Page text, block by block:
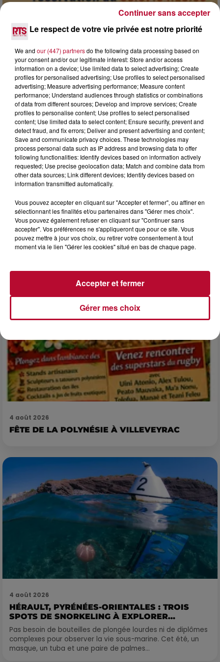
7 août 2026
DINER CONCERT À LA MJC DE MARSEILLAN
6 août 2026
NÎMES : « LE RÊVE DU GLADIATEUR » INVESTIT
LES ARÈNES CES 3...
Après un franc succès l'été dernier, le spectacle « Le Rêve
du gladiateur » revient illuminer l'amphithéâtre romain les 6,
4 août 2026
FÊTE DE LA POLYNÉSIE À VILLEVEYRAC
4 août 2026
HÉRAULT, PYRÉNÉES-ORIENTALES : TROIS
SPOTS DE SNORKELING À EXPLORER...
Pas besoin de bouteilles de plongée lourdes ni de diplômes
complexes pour observer la vie sous-marine. Cet été, un
masque, un tuba et une paire de palmes...
Le respect de votre vie privée est notre priorité
We and our (447) partnersdo the following data processing based on
your consent and/or our legitimate interest: Store and/or access
information on a device; Use limited data to select advertising; Create
profiles for personalised advertising; Use profiles to select personalised
advertising; Measure advertising performance; Measure content
performance; Understand audiences through statistics or combinations
of data from different sources; Develop and improve services; Create
profiles to personalise content; Use profiles to select personalised
content; Use limited data to select content; Ensure security, prevent and
detect fraud, and fix errors; Deliver and present advertising and content;
Save and communicate privacy choices. These technologies may
process personal data such as IP address and browsing data to offer
following functionalities: Identify devices based on information actively
requested; Use precise geolocation data; Match and combine data from
other data sources; Link different devices; Identify devices based on
information transmitted automatically.
Vous pouvez accepter en cliquant sur "Accepter et fermer", ou affiner en
sélectionnant les finalités et/ou partenaires dans "Gérer mes choix".
Vous pouvez également refuser en cliquant sur "Continuer sans
accepter". Vos préférences ne s'appliqueront que pour ce site. Vous
pouvez mettre à jour vos choix, ou retirer votre consentement à tout
moment via le lien "Gérer les cookies" situé en bas de chaque page.
Gérer mes choix
Accepter et fermer
Continuer sans accepter